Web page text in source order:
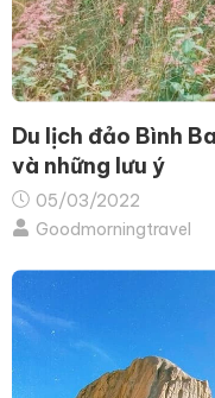
Du lịch đảo Bình
và những lưu ý
05/03/2022
Goodmorningtravel